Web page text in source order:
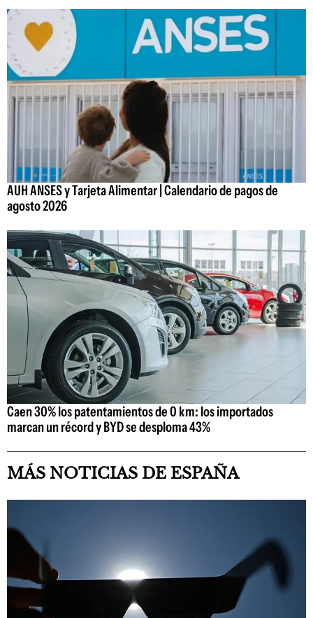
AUH ANSES y Tarjeta Alimentar | Calendario de pagos de
agosto 2026
Caen 30% los patentamientos de 0 km: los importados
marcan un récord y BYD se desploma 43%
MÁS NOTICIAS DE ESPAÑA